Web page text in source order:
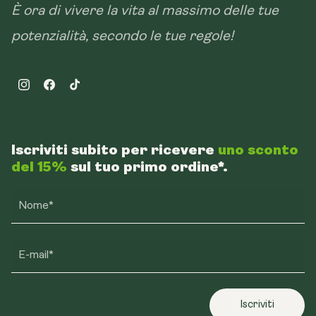
È ora di vivere la vita al massimo delle tue
potenzialità, secondo le tue regole!
InstagramFacebookTikTok
Iscriviti subito per ricevere uno sconto
del 15% sul tuo primo ordine*.
Nome*
E-mail*
Iscriviti